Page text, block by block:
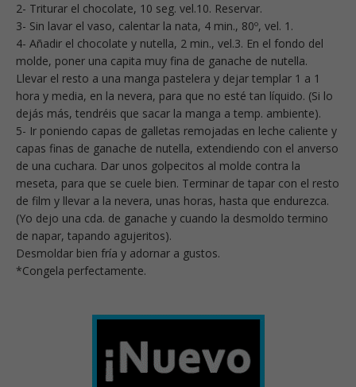
2- Triturar el chocolate, 10 seg. vel.10. Reservar.
3- Sin lavar el vaso, calentar la nata, 4 min., 80º, vel. 1.
4- Añadir el chocolate y nutella, 2 min., vel.3. En el fondo del
molde, poner una capita muy fina de ganache de nutella.
Llevar el resto a una manga pastelera y dejar templar 1 a 1
hora y media, en la nevera, para que no esté tan líquido. (Si lo
dejás más, tendréis que sacar la manga a temp. ambiente).
5- Ir poniendo capas de galletas remojadas en leche caliente y
capas finas de ganache de nutella, extendiendo con el anverso
de una cuchara. Dar unos golpecitos al molde contra la
meseta, para que se cuele bien. Terminar de tapar con el resto
de film y llevar a la nevera, unas horas, hasta que endurezca.
(Yo dejo una cda. de ganache y cuando la desmoldo termino
de napar, tapando agujeritos).
Desmoldar bien fría y adornar a gustos.
*Congela perfectamente.